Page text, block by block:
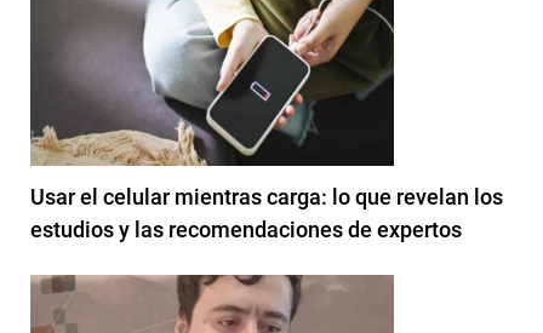
Usar el celular mientras carga: lo que revelan los
estudios y las recomendaciones de expertos